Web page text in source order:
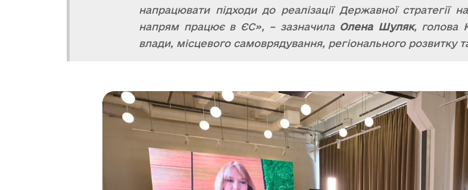
напрацювати підходи до реалізації Державної
напрям працює в ЄС», – зазначила Олена Шуляк, голова
влади, місцевого самоврядування, регіонального розвитку